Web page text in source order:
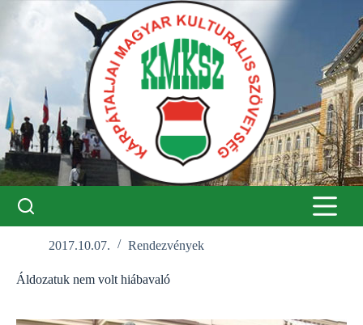
2017.10.07. Rendezvények
Áldozatuk nem volt hiábavaló